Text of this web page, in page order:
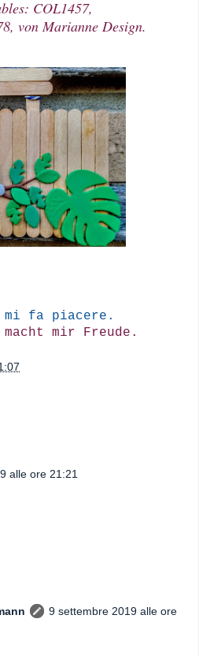
COL1457,
von Marianne Design.
mi fa piacere.
mir Freude.
alle ore 21:21
9 settembre 2019 alle ore